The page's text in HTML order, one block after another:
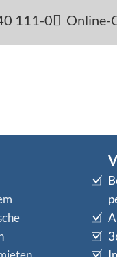
111-0 Online-